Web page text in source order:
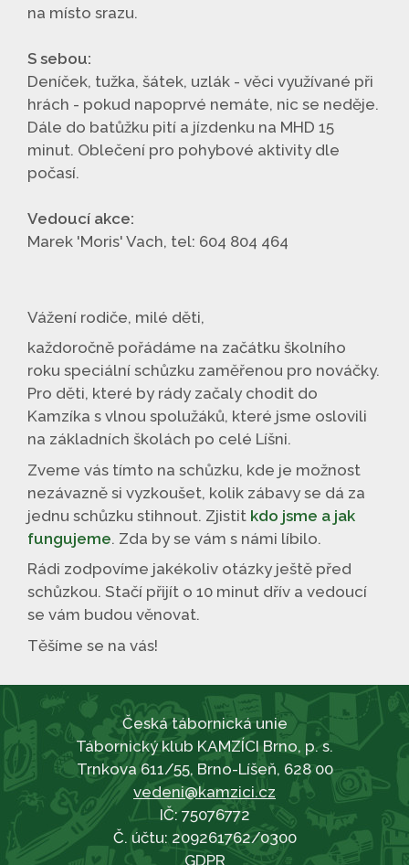
na místo srazu.
S sebou:
Deníček, tužka, šátek, uzlák - věci využívané při
hrách - pokud napoprvé nemáte, nic se neděje.
Dále do batůžku pití a jízdenku na MHD 15
minut. Oblečení pro pohybové aktivity dle
počasí.
Vedoucí akce:
Marek 'Moris' Vach, tel: 604 804 464
Vážení rodiče, milé děti,
každoročně pořádáme na začátku školního
roku speciální schůzku zaměřenou pro nováčky.
Pro děti, které by rády začaly chodit do
Kamzíka s vlnou spolužáků, které jsme oslovili
na základních školách po celé Líšni.
Zveme vás tímto na schůzku, kde je možnost
nezávazně si vyzkoušet, kolik zábavy se dá za
jednu schůzku stihnout. Zjistit kdo jsme a jak
fungujeme. Zda by se vám s námi líbilo.
Rádi zodpovíme jakékoliv otázky ještě před
schůzkou. Stačí přijít o 10 minut dřív a vedoucí
se vám budou věnovat.
Těšíme se na vás!
Česká tábornická unie
Tábornický klub KAMZÍCI Brno, p. s.
Trnkova 611/55, Brno-Líšeň, 628 00
vedeni@kamzici.cz
IČ: 75076772
Č. účtu: 209261762/0300
GDPR